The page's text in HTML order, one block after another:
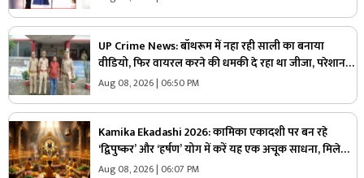
UP Crime News: बॉथरूम में नहा रही साली का बनाया
वीडियो, फिर वायरल करने की धमकी दे रहा था जीजा, परेशान
युवती ने उठाया ये खौफनाक कदम
Aug 08, 2026 | 06:50 PM
Kamika Ekadashi 2026: कामिका एकादशी पर बन रहे
‘द्विपुष्कर’ और ‘हर्षण’ योग में करें यह एक अचूक साधना, मिलेगा
“वाजपेय” यज्ञ का महापुण्य!
Aug 08, 2026 | 06:07 PM